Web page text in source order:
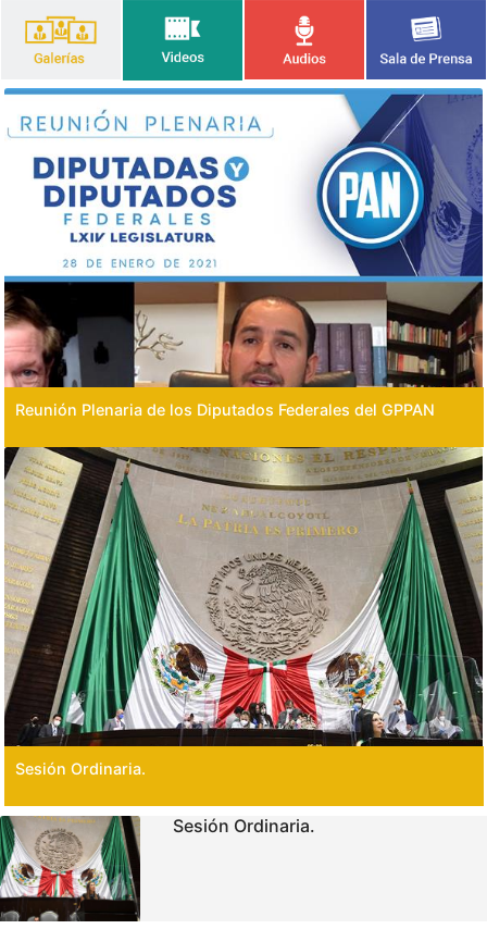
Reunión Plenaria de los Diputados Federales del GPPAN
Sesión Ordinaria.
Sesión Ordinaria.